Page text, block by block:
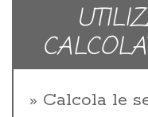
Calcola le